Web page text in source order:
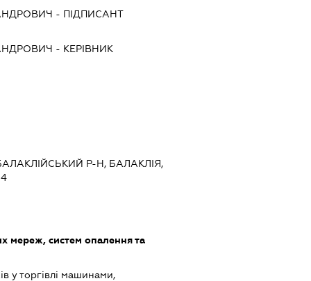
- ПІДПИСАНТ
- КЕРІВНИК
Р-Н, БАЛАКЛІЯ,
мереж, систем опалення та
у торгівлі машинами,